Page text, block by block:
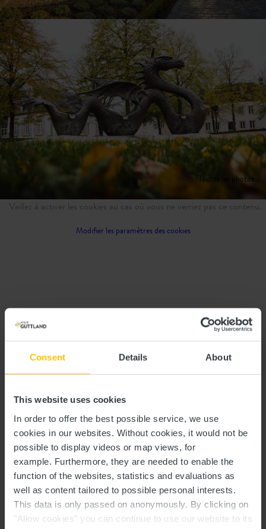
Consent Details About
This website uses cookies
In order to offer the best possible service, we use
cookies in our websites. Without cookies, it would not be
possible to display videos or map views, for
example. Furthermore, they are needed to enable the
function of the websites, statistics and evaluations as
well as content tailored to possible personal interests.
This data is only passed on anonymously. By clicking on
"Allow cookies" you can continue to use our website to its
Toutes les photos
Veillez à activer les cookies au cas où vous ne verriez pas ce contenu.
Modifier les paramètres des cookies
Attractions aux
alentours
MERSCH - VISITE GUIDÉE DE